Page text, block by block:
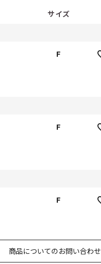
サイズ
F
F
F
商品についてのお問い合わせ